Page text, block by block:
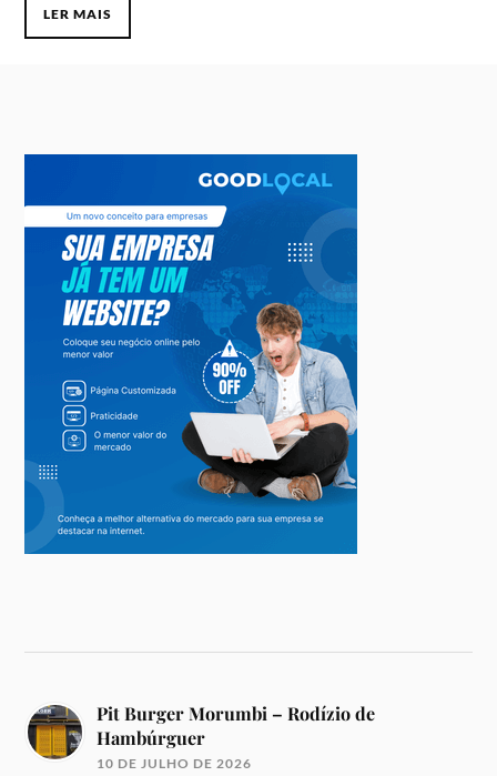
LER MAIS
Pit Burger Morumbi – Rodízio de
Hambúrguer
10 DE JULHO DE 2026